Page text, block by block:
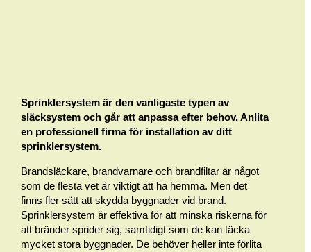
Sprinklersystem är den vanligaste typen av
släcksystem och går att anpassa efter behov. Anlita
en professionell firma för installation av ditt
sprinklersystem.
Brandsläckare, brandvarnare och brandfiltar är något
som de flesta vet är viktigt att ha hemma. Men det
finns fler sätt att skydda byggnader vid brand.
Sprinklersystem är effektiva för att minska riskerna för
att bränder sprider sig, samtidigt som de kan täcka
mycket stora byggnader. De behöver heller inte förlita